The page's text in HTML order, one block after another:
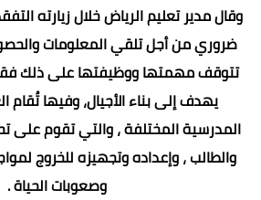
وقال مدير تعليم الرياض خلال زيارته
ضروري من أجل تلقي المعلومات
تتوقف مهمتها ووظيفتها على ذلك
يهدف إلى بناء الأجيال، وفيها تُقام
المدرسية المختلفة ، والتي تقوم على
والطالب ، وإعداده وتجهيزه للخروج
وصعوبات الحياة .